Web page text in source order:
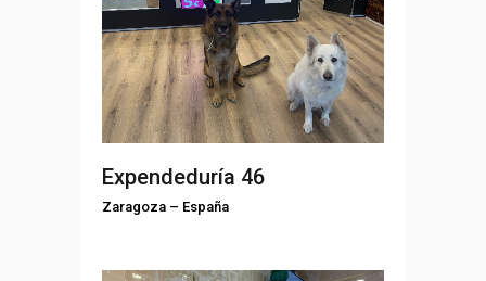
Expendeduría 46
Zaragoza – España